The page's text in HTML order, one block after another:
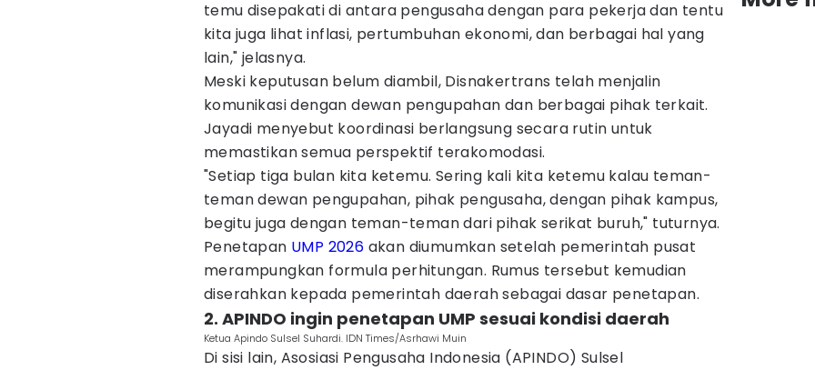
temu disepakati di antara pengusaha dengan para pekerja dan tentu
kita juga lihat inflasi, pertumbuhan ekonomi, dan berbagai hal yang
lain," jelasnya.
Meski keputusan belum diambil, Disnakertrans telah menjalin
komunikasi dengan dewan pengupahan dan berbagai pihak terkait.
Jayadi menyebut koordinasi berlangsung secara rutin untuk
memastikan semua perspektif terakomodasi.
"Setiap tiga bulan kita ketemu. Sering kali kita ketemu kalau teman-
teman dewan pengupahan, pihak pengusaha, dengan pihak kampus,
begitu juga dengan teman-teman dari pihak serikat buruh," tuturnya.
Penetapan UMP 2026 akan diumumkan setelah pemerintah pusat
merampungkan formula perhitungan. Rumus tersebut kemudian
diserahkan kepada pemerintah daerah sebagai dasar penetapan.
2. APINDO ingin penetapan UMP sesuai kondisi daerah
Ketua Apindo Sulsel Suhardi. IDN Times/Asrhawi Muin
Di sisi lain, Asosiasi Pengusaha Indonesia (APINDO) Sulsel